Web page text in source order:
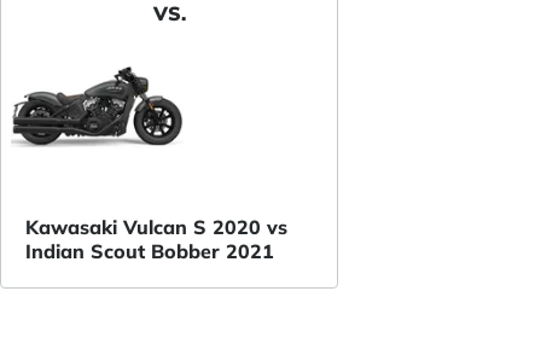
VS.
Kawasaki Vulcan S 2020 vs
Indian Scout Bobber 2021